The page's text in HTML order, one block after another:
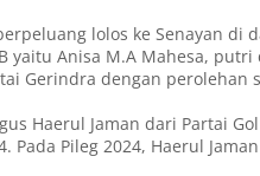
lolos ke Senayan di
yaitu Anisa M.A Mahesa,
Gerindra dengan perolehan
Haerul Jaman dari Partai
Pada Pileg 2024, Haerul